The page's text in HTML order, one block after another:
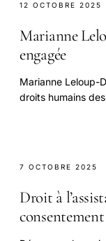
12 OCTOBRE 2025
Marianne
engagée
Marianne Leloup-
droits humains
7 OCTOBRE 2025
Droit à
consentement